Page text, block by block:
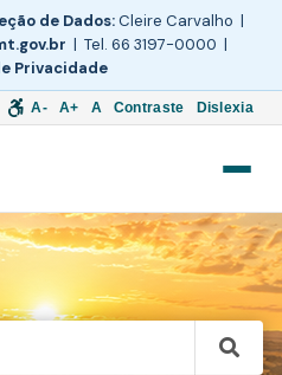
de Dados:Cleire Carvalho |
| Tel. 66 3197-0000 |
Privacidade
A- A+ A Contraste Dislexia